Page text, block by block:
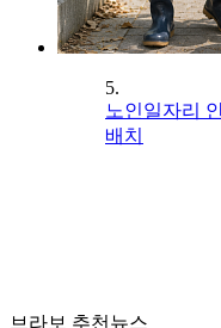
5.
노인일자리
배치
브라보 추천뉴스